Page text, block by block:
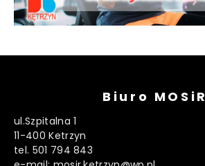
Biuro MOSiR
ul.Szpitalna 1
11-400 Ketrzyn
tel. 501 794 843